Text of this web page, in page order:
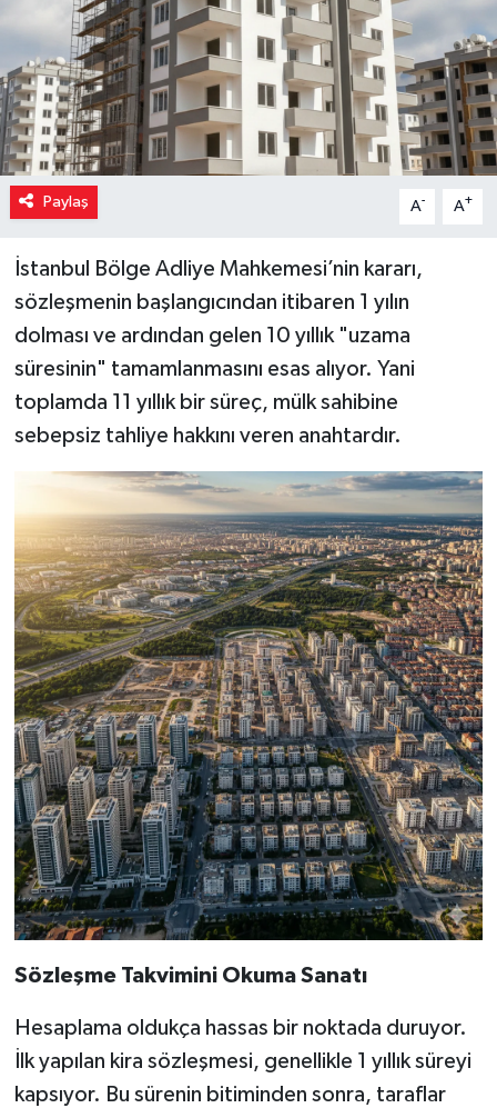
Paylaş A- A+
İstanbul Bölge Adliye Mahkemesi’nin kararı,
sözleşmenin başlangıcından itibaren 1 yılın
dolması ve ardından gelen 10 yıllık "uzama
süresinin" tamamlanmasını esas alıyor. Yani
toplamda 11 yıllık bir süreç, mülk sahibine
sebepsiz tahliye hakkını veren anahtardır.
Sözleşme Takvimini Okuma Sanatı
Hesaplama oldukça hassas bir noktada duruyor.
İlk yapılan kira sözleşmesi, genellikle 1 yıllık süreyi
kapsıyor. Bu sürenin bitiminden sonra, taraflar
Yerel Yönetimler
Yurttan